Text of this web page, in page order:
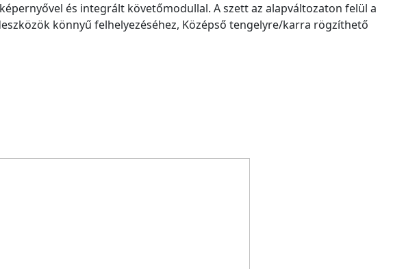
és integrált követőmodullal. A szett az alapváltozaton felül a
könnyű felhelyezéséhez, Középső tengelyre/karra rögzíthető